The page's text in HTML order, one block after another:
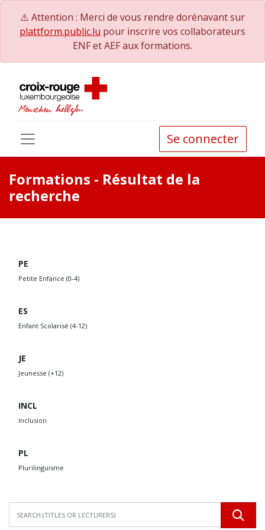
⚠️ Attention : Merci de vous rendre dorénavant sur
plattform.public.lu pour inscrire vos collaborateurs
ENF et AEF aux formations.
Se connecter
Formations - Résultat de la
recherche
PE
Petite Enfance (0-4)
ES
Enfant Scolarisé (4-12)
JE
Jeunesse (+12)
INCL
Inclusion
PL
Plurilinguisme